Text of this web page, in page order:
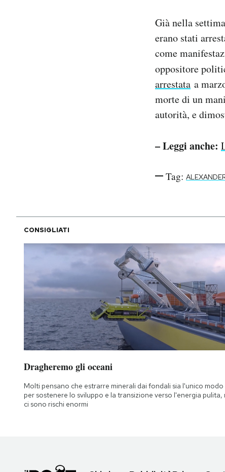
Già nella
erano stati
come
oppositore
arrestata a
morte di un
autorità, e
– Leggi anche:
Tag:
CONSIGLIATI
Dragheremo gli oceani
Molti pensano che estrarre minerali dai fondali sia l'unico modo
per sostenere lo sviluppo e la transizione verso l'energia pulita,
ci sono rischi enormi